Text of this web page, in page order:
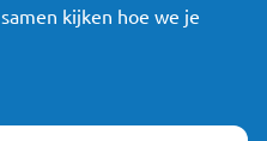
kijken hoe we je